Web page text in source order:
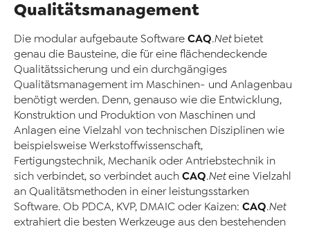
Qualitätsmanagement
Die modular aufgebaute Software CAQ.Netbietet
genau die Bausteine, die für eine flächendeckende
Qualitätssicherung und ein durchgängiges
Qualitätsmanagement im Maschinen- und Anlagenbau
benötigt werden. Denn, genauso wie die Entwicklung,
Konstruktion und Produktion von Maschinen und
Anlagen eine Vielzahl von technischen Disziplinen wie
beispielsweise Werkstoffwissenschaft,
Fertigungstechnik, Mechanik oder Antriebstechnik in
sich verbindet, so verbindet auch CAQ.Neteine Vielzahl
an Qualitätsmethoden in einer leistungsstarken
Software. Ob PDCA, KVP, DMAIC oder Kaizen: CAQ.Net
extrahiert die besten Werkzeuge aus den bestehenden